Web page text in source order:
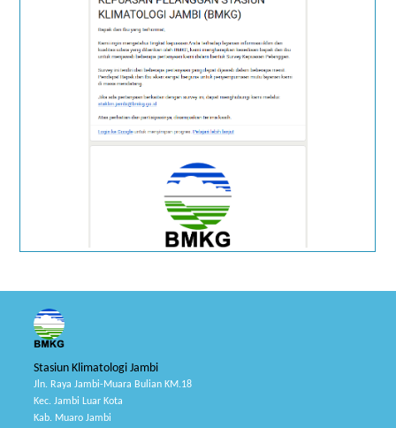
Stasiun Klimatologi Jambi
Jln. Raya Jambi-Muara Bulian KM.18
Kec. Jambi Luar Kota
Kab. Muaro Jambi